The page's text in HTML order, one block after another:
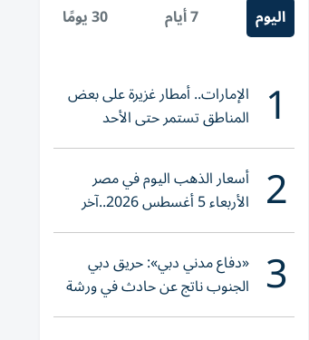
اليوم 7 أيام 30 يومًا
1 الإمارات.. أمطار غزيرة على بعض
المناطق تستمر حتى الأحد
2 أسعار الذهب اليوم في مصر
الأربعاء 5 أغسطس 2026..آخر
تحديث لعيار 21
3 «دفاع مدني دبي»: حريق دبي
الجنوب ناتج عن حادث في ورشة
ولا إصابات